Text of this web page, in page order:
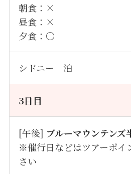
朝食：×
昼食：×
夕食：〇
シドニー 泊
3日目
[午後] ブルーマウンテンズ
※催行日などはツアーポイ
さい